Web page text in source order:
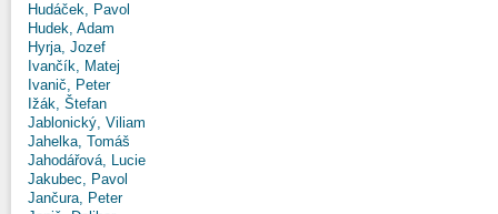
Hudáček, Pavol
Hudek, Adam
Hyrja, Jozef
Ivančík, Matej
Ivanič, Peter
Ižák, Štefan
Jablonický, Viliam
Jahelka, Tomáš
Jahodářová, Lucie
Jakubec, Pavol
Jančura, Peter